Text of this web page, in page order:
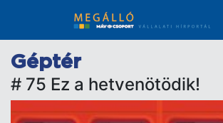
tartalomra
Géptér
# 75 Ez a hetvenötödik!